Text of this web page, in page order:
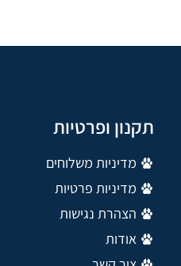
תקנון ופרטיות
מדיניות משלוחים
מדיניות פרטיות
הצהרת נגישות
אודות